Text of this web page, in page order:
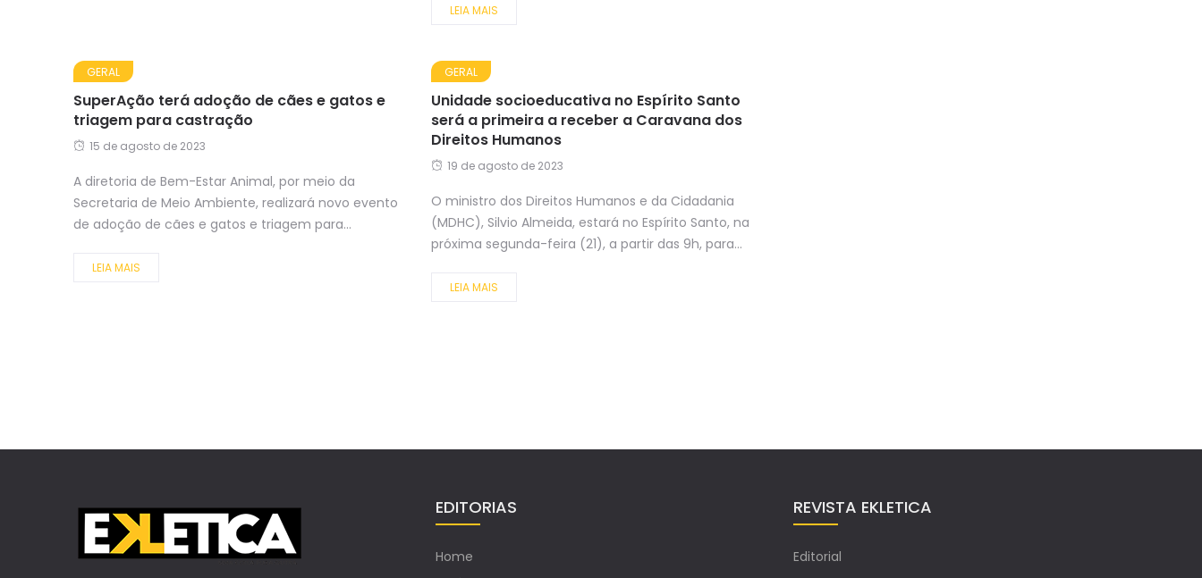
LEIA MAIS
GERAL
SuperAção terá adoção de cães e gatos e
triagem para castração
15 de agosto de 2023
A diretoria de Bem-Estar Animal, por meio da
Secretaria de Meio Ambiente, realizará novo evento
de adoção de cães e gatos e triagem para...
LEIA MAIS
GERAL
Unidade socioeducativa no Espírito Santo
será a primeira a receber a Caravana dos
Direitos Humanos
19 de agosto de 2023
O ministro dos Direitos Humanos e da Cidadania
(MDHC), Silvio Almeida, estará no Espírito Santo, na
próxima segunda-feira (21), a partir das 9h, para...
LEIA MAIS
EDITORIAS
Home
REVISTA EKLETICA
Editorial